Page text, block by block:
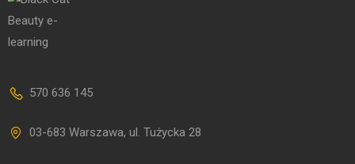
570 636 145
03-683 Warszawa, ul. Tużycka 28